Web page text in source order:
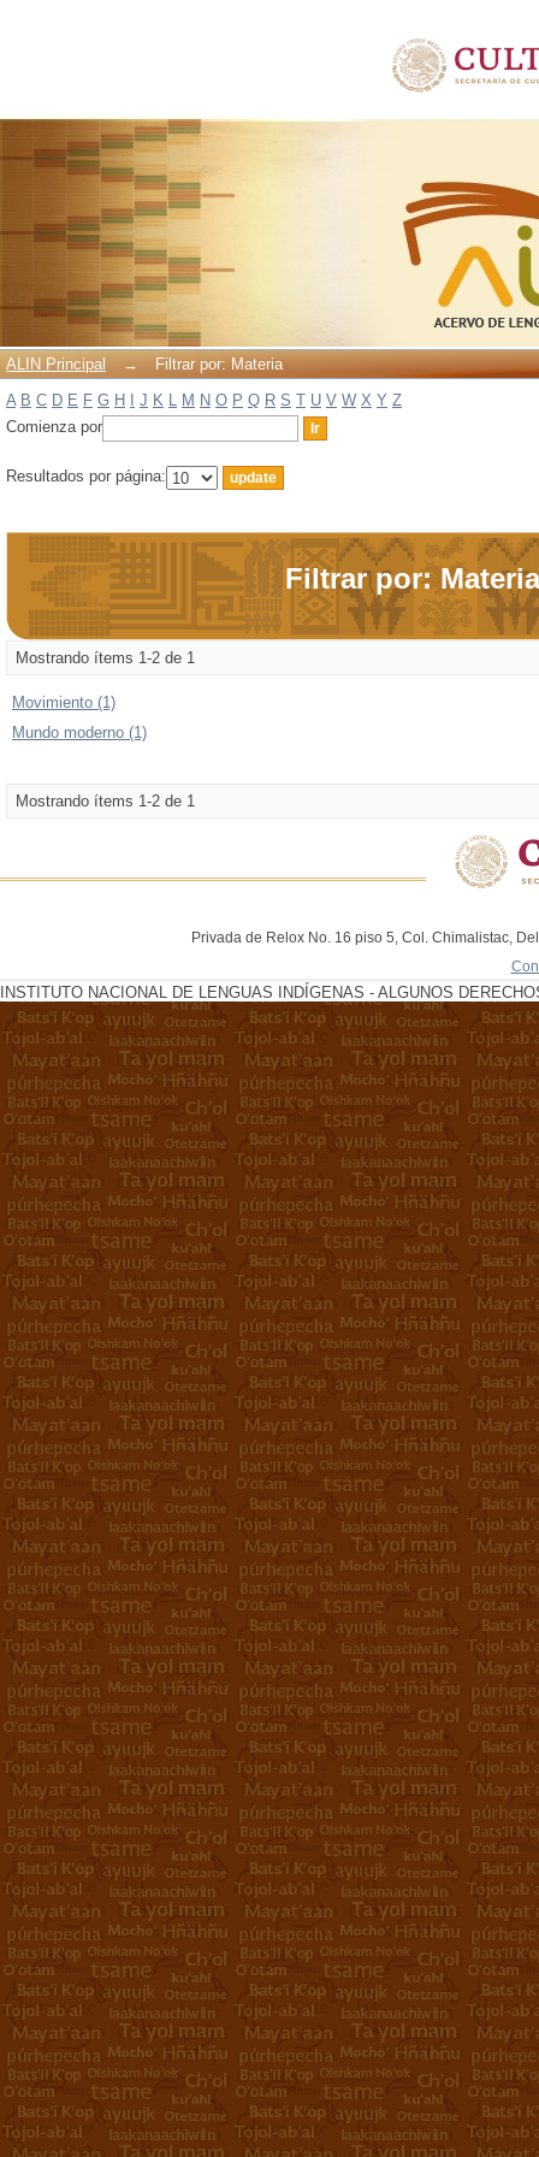
ALIN Principal →
Filtrar por: Materia
A B C D E F G H J K L M N O P Q R S T U V W X Y Z
Comienza por
Resultados por página:
Filtrar por: Materia
Mostrando ítems 1-2 de 1
Movimiento (1)
Mundo moderno (1)
Mostrando ítems 1-2 de 1
Privada de Relox No. 16 piso 5, Col. Chimalistac,
INSTITUTO NACIONAL DE LENGUAS INDÍGENAS - ALGUNOS